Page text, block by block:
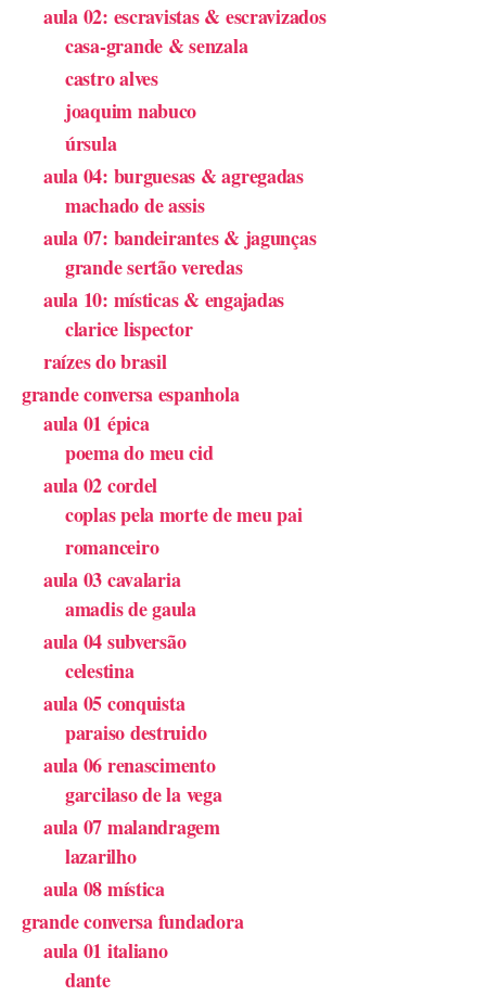
aula 02: escravistas & escravizados
casa-grande & senzala
castro alves
joaquim nabuco
úrsula
aula 04: burguesas & agregadas
machado de assis
aula 07: bandeirantes & jagunças
grande sertão veredas
aula 10: místicas & engajadas
clarice lispector
raízes do brasil
grande conversa espanhola
aula 01 épica
poema do meu cid
aula 02 cordel
coplas pela morte de meu pai
romanceiro
aula 03 cavalaria
amadis de gaula
aula 04 subversão
celestina
aula 05 conquista
paraiso destruido
aula 06 renascimento
garcilaso de la vega
aula 07 malandragem
lazarilho
aula 08 mística
grande conversa fundadora
aula 01 italiano
dante